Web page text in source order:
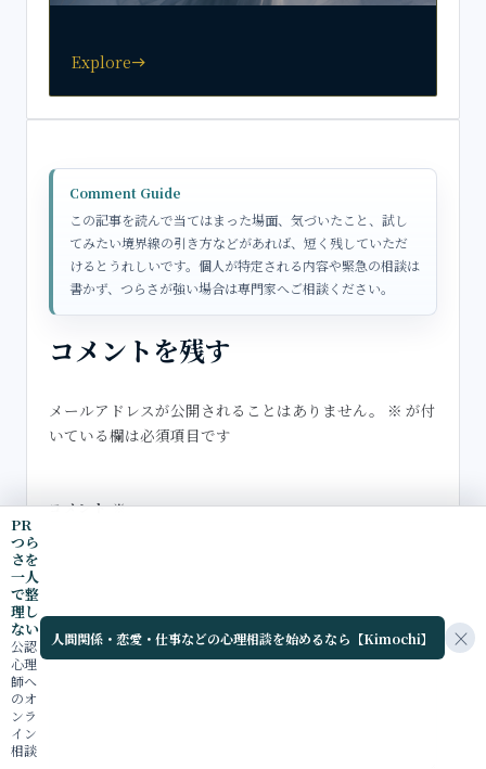
Exploreeast
Comment Guide
この記事を読んで当てはまった場面、気づいたこと、試し
てみたい境界線の引き方などがあれば、短く残していただ
けるとうれしいです。個人が特定される内容や緊急の相談は
書かず、つらさが強い場合は専門家へご相談ください。
コメントを残す
メールアドレスが公開されることはありません。 ※ が付
いている欄は必須項目です
コメント※
PR
つら
さを
一人
で整
理し
ない
公認
心理
師へ
のオ
ンラ
イン
相談
人間関係・恋愛・仕事などの心理相談を始めるなら【Kimochi】 ×